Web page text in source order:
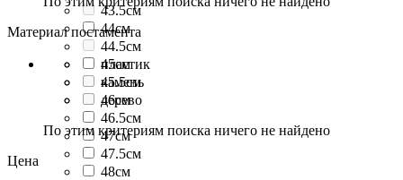
43.5см
44см
44.5см
45см
45.5см
46см
46.5см
47см
47.5см
48см
Материал постамента
пластик
камень
дерево
По этим критериям поиска ничего не найдено
Цена